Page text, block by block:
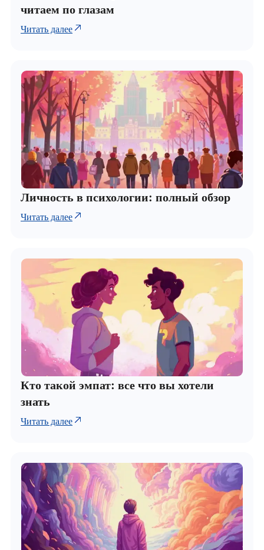
читаем по глазам
Читать далее
Личность в психологии: полный обзор
Читать далее
Кто такой эмпат: все что вы хотели
знать
Читать далее